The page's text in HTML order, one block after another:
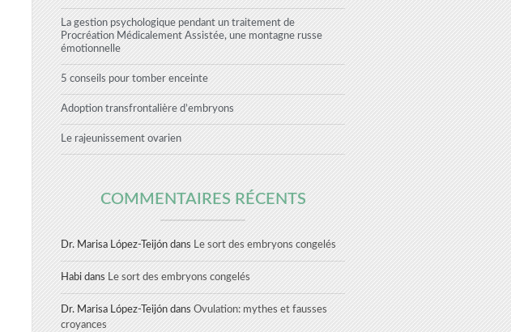
La gestion psychologique pendant un traitement de
Procréation Médicalement Assistée, une montagne russe
émotionnelle
5 conseils pour tomber enceinte
Adoption transfrontalière d’embryons
Le rajeunissement ovarien
COMMENTAIRES RÉCENTS
Dr. Marisa López-Teijón dans Le sort des embryons congelés
HabidansLe sort des embryons congelés
Dr. Marisa López-Teijón dans Ovulation: mythes et fausses
croyances